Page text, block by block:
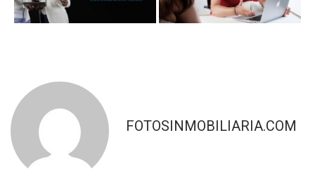
FOTOSINMOBILIARIA.COM